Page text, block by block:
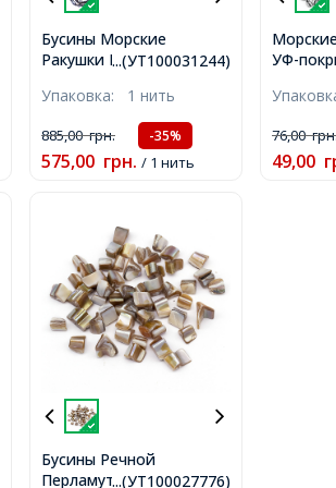
...(УТ100031244)
Бусины Морские
Ракушки Пауа,
10-19х9-14х5-8мм,
отверстие 1мм, около
27-29шт/38-38.5см/нить,
Упаковка: 1 нить
885,00грн. -35%
575,00 грн. / 1 нить
УФ-
Дым,
76,00
49,00
...(УТ100027776)
Бусины Речной
Перламутр Кусочки,